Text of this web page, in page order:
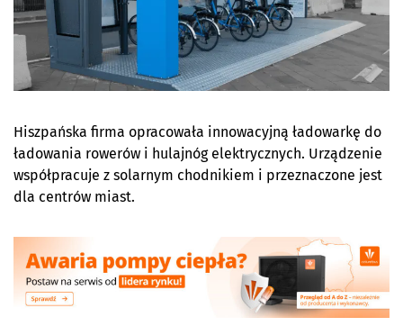
Hiszpańska firma opracowała innowacyjną ładowarkę do
ładowania rowerów i hulajnóg elektrycznych. Urządzenie
współpracuje z solarnym chodnikiem i przeznaczone jest
dla centrów miast.